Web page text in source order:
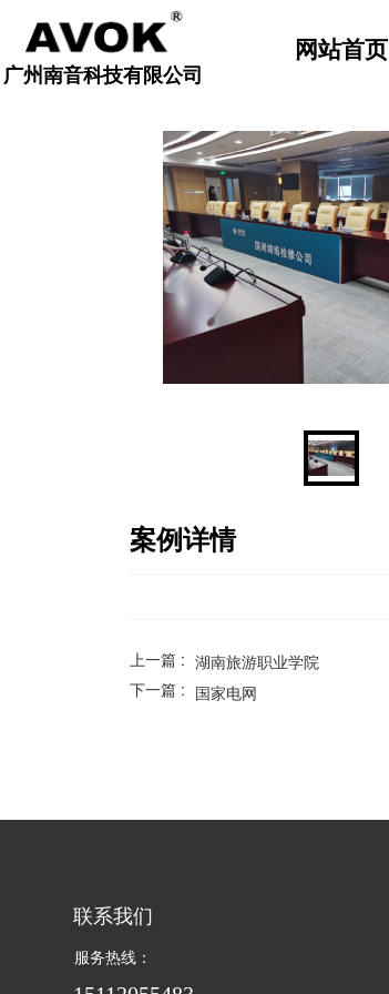
网站首页
广州南音科技有限公司
案例详情
上一篇 : 湖南旅游职业学院
下一篇 : 国家电网
联系我们
服务热线：